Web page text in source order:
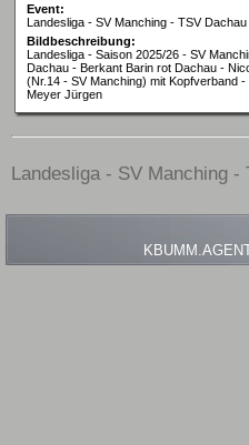
Event:
Landesliga - SV Manching - TSV Dachau
Bildbeschreibung:
Landesliga - Saison 2025/26 - SV
Dachau - Berkant Barin rot Dachau -
(Nr.14 - SV Manching) mit Kopfverband -
Meyer Jürgen
Landesliga - SV Manching